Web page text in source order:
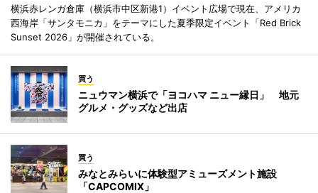
横浜赤レンガ倉庫（横浜市中区新港1）イベント広場で現在、アメリカ
西海岸「サンタモニカ」をテーマにした夏季限定イベント「Red Brick
Sunset 2026」が開催されている。
買う
ニュウマン横浜で「ヨコハマ ニュー縁日」 地元
グルメ・グッズなど出店
買う
みなとみらいに体験型アミューズメント施設
「CAPCOMIX」